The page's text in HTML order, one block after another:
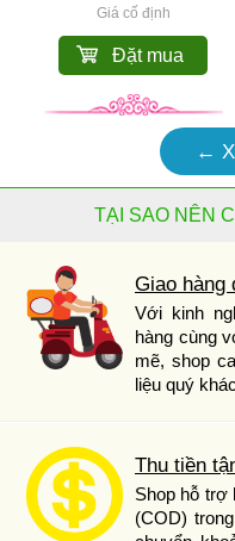
Giá cố định
Đặt mua
←
TẠI SAO NÊN
Giao hàng
Với kinh
hàng cùng
mẽ, shop
liệu quý
Thu tiền
Shop hỗ trợ
(COD)